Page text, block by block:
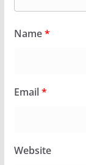
Name*
Email*
Website